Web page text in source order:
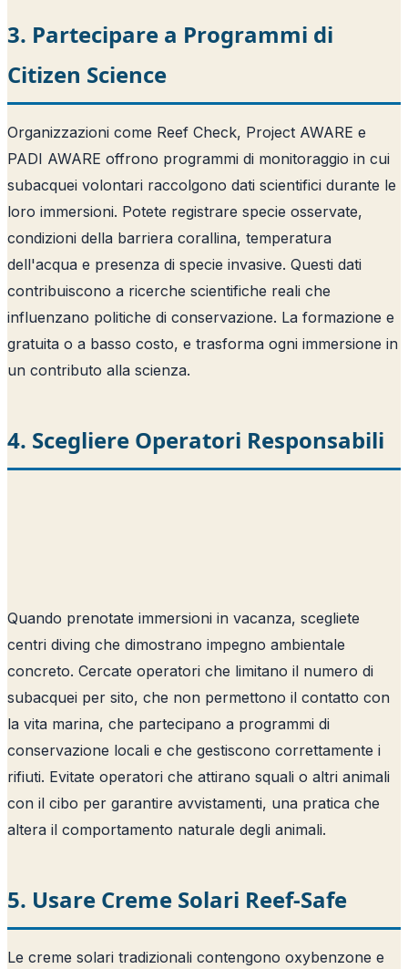
3. Partecipare a Programmi di
Citizen Science
Organizzazioni come Reef Check, Project AWARE e
PADI AWARE offrono programmi di monitoraggio in cui
subacquei volontari raccolgono dati scientifici durante le
loro immersioni. Potete registrare specie osservate,
condizioni della barriera corallina, temperatura
dell'acqua e presenza di specie invasive. Questi dati
contribuiscono a ricerche scientifiche reali che
influenzano politiche di conservazione. La formazione e
gratuita o a basso costo, e trasforma ogni immersione in
un contributo alla scienza.
4. Scegliere Operatori Responsabili
Quando prenotate immersioni in vacanza, scegliete
centri diving che dimostrano impegno ambientale
concreto. Cercate operatori che limitano il numero di
subacquei per sito, che non permettono il contatto con
la vita marina, che partecipano a programmi di
conservazione locali e che gestiscono correttamente i
rifiuti. Evitate operatori che attirano squali o altri animali
con il cibo per garantire avvistamenti, una pratica che
altera il comportamento naturale degli animali.
5. Usare Creme Solari Reef-Safe
Le creme solari tradizionali contengono oxybenzone e